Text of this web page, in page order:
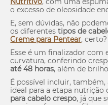
o excesso de oleosidade
E, sem dúvidas, não
os diferentestipos de
Creme para Pentear, certo?
Esse é um finalizador
curvatura, conferindo
até 48 horas, além de
É possível incluir, também,
ideal para a etapa nutrição
para cabelo crespo, já que